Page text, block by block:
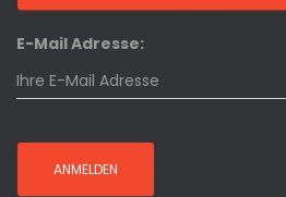
E-Mail Adresse: